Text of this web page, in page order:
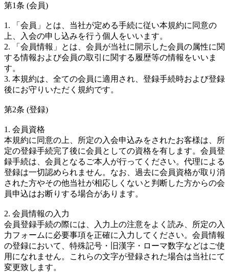
第1条 (会員)
1. 「会員」とは、当社が定める手続に従い本規約に同意の
上、入会の申し込みを行う個人をいいます。
2. 「会員情報」とは、会員が当社に開示した会員の属性に関
する情報および会員の取引に関する履歴等の情報をいいま
す。
3. 本規約は、全ての会員に適用され、登録手続時および登録
後にお守りいただく規約です。
第2条 (登録)
1. 会員資格
本規約に同意の上、所定の入会申込みをされたお客様は、所
定の登録手続完了後に会員としての資格を有します。会員登
録手続は、会員となるご本人が行ってください。代理による
登録は一切認められません。なお、過去に会員資格が取り消
された方やその他当社が相応しくないと判断した方からの会
員申込はお断りする場合があります。
2. 会員情報の入力
会員登録手続の際には、入力上の注意をよく読み、所定の入
力フォームに必要事項を正確に入力してください。会員情報
の登録において、特殊記号・旧漢字・ローマ数字などはご使
用になれません。これらの文字が登録された場合は当社にて
変更致します。